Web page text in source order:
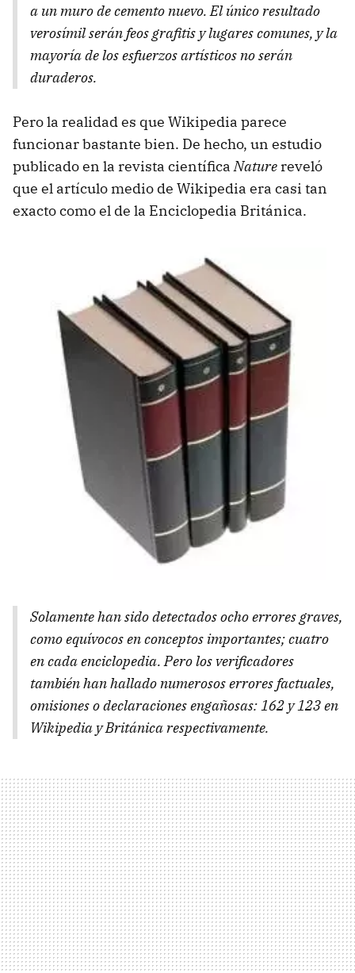
a un muro de cemento nuevo. El único resultado
verosímil serán feos grafitis y lugares comunes, y la
mayoría de los esfuerzos artísticos no serán
duraderos.
Pero la realidad es que Wikipedia parece
funcionar bastante bien. De hecho, un estudio
publicado en la revista científicaNature reveló
que el artículo medio de Wikipedia era casi tan
exacto como el de la Enciclopedia Británica.
Solamente han sido detectados ocho errores graves,
como equívocos en conceptos importantes; cuatro
en cada enciclopedia. Pero los verificadores
también han hallado numerosos errores factuales,
omisiones o declaraciones engañosas: 162 y 123 en
Wikipedia y Británica respectivamente.